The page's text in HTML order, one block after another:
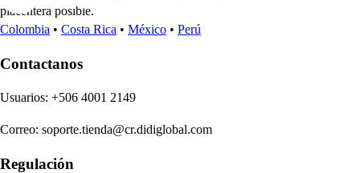
placentera posible.
Colombia • Costa Rica • México • Perú
Contactanos
Usuarios: +506 4001 2149
Correo: soporte.tienda@cr.didiglobal.com
Regulación